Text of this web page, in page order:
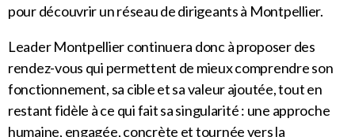
pour découvrir un réseau de dirigeants à Montpellier.
Leader Montpellier continuera donc à proposer des
rendez-vous qui permettent de mieux comprendre son
fonctionnement, sa cible et sa valeur ajoutée, tout en
restant fidèle à ce qui fait sa singularité : une approche
humaine, engagée, concrète et tournée vers la